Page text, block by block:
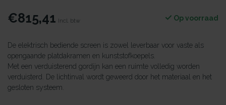
€815,41 Incl. btw Op voorraad
De elektrisch bediende screen is zowel leverbaar voor vaste als
opengaande platdakramen en kunststofkoepels.
Met een verduisterend gordijn kan een ruimte volledig worden
verduisterd. De lichtinval wordt geweerd door het materiaal en het
gesloten systeem.